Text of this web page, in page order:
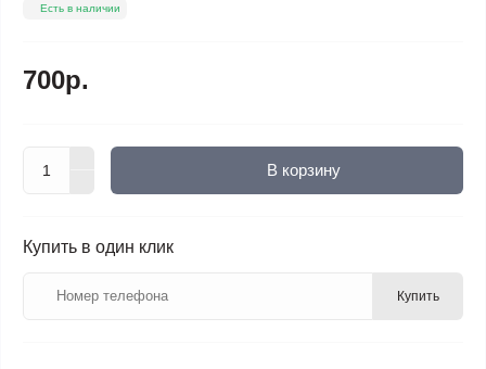
Есть в наличии
700р.
В корзину
Купить в один клик
Купить